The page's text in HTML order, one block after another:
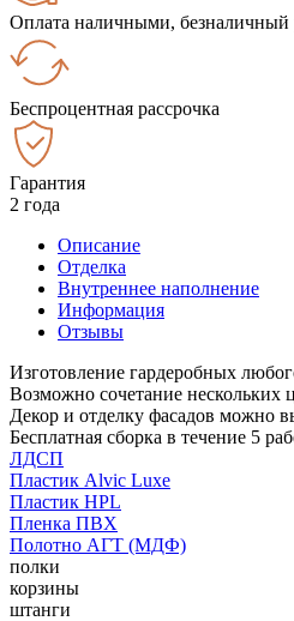
Оплата наличными, безналичный
Беспроцентная рассрочка
Гарантия
2 года
Описание
Отделка
Внутреннее наполнение
Информация
Отзывы
Изготовление гардеробных
Возможно сочетание нескольких
Декор и отделку фасадов можно
Бесплатная сборка в течение 5
ЛДСП
Пластик Alvic Luxe
Пластик HPL
Пленка ПВХ
Полотно АГТ (МДФ)
полки
корзины
штанги